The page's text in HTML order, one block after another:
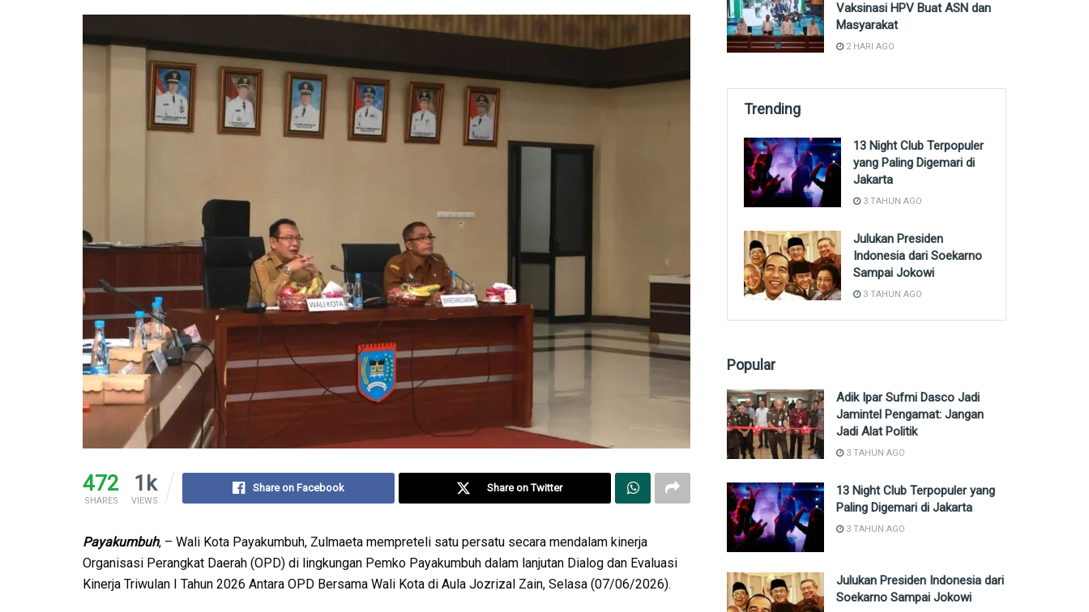
472
SHARES
1k
VIEWS
Share on Facebook Share on Twitter
Payakumbuh, – Wali Kota Payakumbuh, Zulmaeta mempreteli satu persatu secara mendalam kinerja
Organisasi Perangkat Daerah (OPD) di lingkungan Pemko Payakumbuh dalam lanjutan Dialog dan Evaluasi
Kinerja Triwulan I Tahun 2026 Antara OPD Bersama Wali Kota di Aula Jozrizal Zain, Selasa (07/06/2026).
Vaksinasi HPV Buat ASN dan
Masyarakat
2 HARI AGO
Trending
13 Night Club Terpopuler
yang Paling Digemari di
Jakarta
3 TAHUN AGO
Julukan Presiden
Indonesia dari Soekarno
Sampai Jokowi
3 TAHUN AGO
Popular
Adik Ipar Sufmi Dasco Jadi
Jamintel Pengamat: Jangan
Jadi Alat Politik
3 TAHUN AGO
13 Night Club Terpopuler yang
Paling Digemari di Jakarta
3 TAHUN AGO
Julukan Presiden Indonesia dari
Soekarno Sampai Jokowi